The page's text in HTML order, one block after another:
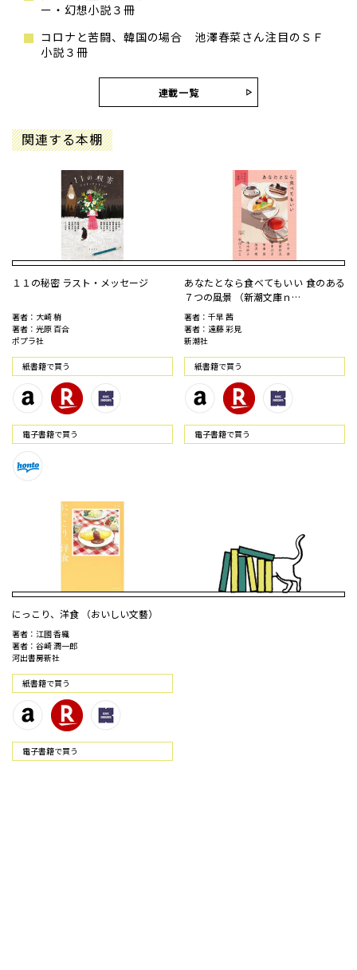
ー・幻想小説３冊
コロナと苦闘、韓国の場合 池澤春菜さん注目のＳＦ
小説３冊
連載一覧
関連する本棚
１１の秘密 ラスト・メッセージ
著者：大崎 梢
著者：光原 百合
ポプラ社
紙書籍で買う
電⼦書籍で買う
あなたとなら食べてもいい 食のある
７つの風景 （新潮文庫ｎ…
著者：千早 茜
著者：遠藤 彩見
新潮社
紙書籍で買う
電⼦書籍で買う
にっこり、洋食 （おいしい文藝）
著者：江國 香織
著者：谷崎 潤一郎
河出書房新社
紙書籍で買う
電⼦書籍で買う